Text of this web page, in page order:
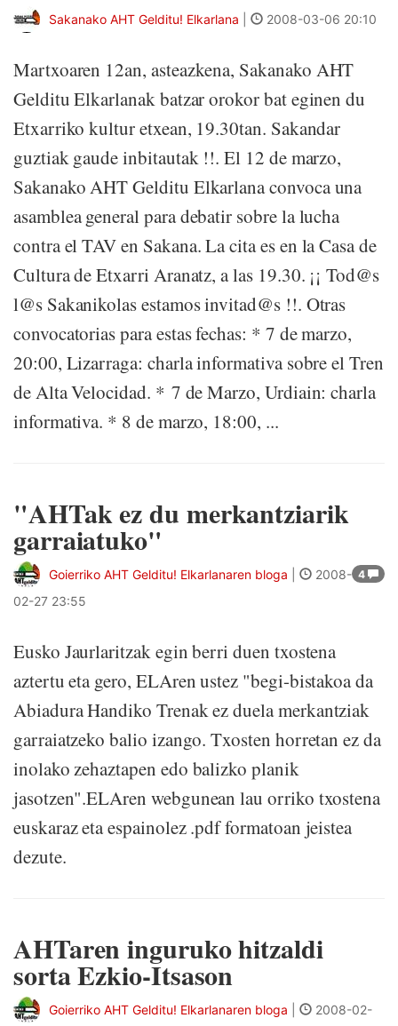
Sakanako AHT Gelditu! Elkarlana 2008-03-06 20:10
Martxoaren 12an, asteazkena, Sakanako AHT
Gelditu Elkarlanak batzar orokor bat eginen du
Etxarriko kultur etxean, 19.30tan. Sakandar
guztiak gaude inbitautak !!. El 12 de marzo,
Sakanako AHT Gelditu Elkarlana convoca una
asamblea general para debatir sobre la lucha
contra el TAV en Sakana. La cita es en la Casa de
Cultura de Etxarri Aranatz, a las 19.30. ¡¡ Tod@s
l@s Sakanikolas estamos invitad@s !!. Otras
convocatorias para estas fechas: * 7 de marzo,
20:00, Lizarraga: charla informativa sobre el Tren
de Alta Velocidad. * 7 de Marzo, Urdiain: charla
informativa. * 8 de marzo, 18:00, ...
"AHTak ez du merkantziarik
garraiatuko"
4
Goierriko AHT Gelditu! Elkarlanaren bloga
2008-
02-27 23:55
Eusko Jaurlaritzak egin berri duen txostena
aztertu eta gero, ELAren ustez "begi-bistakoa da
Abiadura Handiko Trenak ez duela merkantziak
garraiatzeko balio izango. Txosten horretan ez da
inolako zehaztapen edo balizko planik
jasotzen".ELAren webgunean lau orriko txostena
euskaraz eta espainolez .pdf formatoan jeistea
dezute.
AHTaren inguruko hitzaldi
sorta Ezkio-Itsason
Goierriko AHT Gelditu! Elkarlanaren bloga
2008-02-